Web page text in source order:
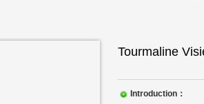
Tourmaline
Introduction：